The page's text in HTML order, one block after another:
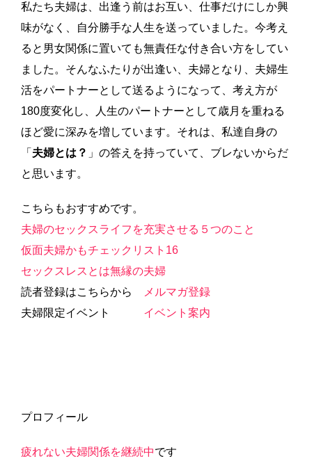
私たち夫婦は、出逢う前はお互い、仕事だけにしか興
味がなく、自分勝手な人生を送っていました。今考え
ると男女関係に置いても無責任な付き合い方をしてい
ました。そんなふたりが出逢い、夫婦となり、夫婦生
活をパートナーとして送るようになって、考え方が
180度変化し、人生のパートナーとして歳月を重ねる
ほど愛に深みを増しています。それは、私達自身の
「 夫婦とは？ 」の答えを持っていて、ブレないからだ
と思います。
こちらもおすすめです。
夫婦のセックスライフを充実させる５つのこと
仮面夫婦かもチェックリスト16
セックスレスとは無縁の夫婦
読者登録はこちらから
メルマガ登録
夫婦限定イベント イベント案内
プロフィール
疲れない夫婦関係を継続中です